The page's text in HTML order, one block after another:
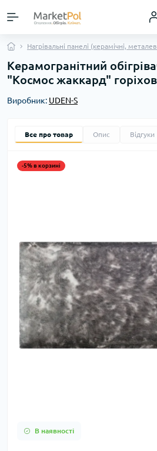
Нагрівальні панелі (керамічні,
Керамогранітний
"Космос жаккард"
Виробник: UDEN-S
Все про товар Опис Відгуки
-5% в корзині
В наявності